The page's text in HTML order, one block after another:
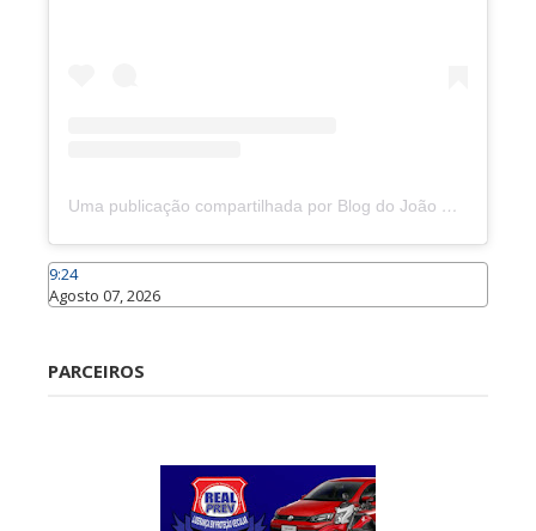
Uma publicação compartilhada por Blog do João Marcolino (@joaomarcolinoneto)
9:24
Agosto 07, 2026
PARCEIROS